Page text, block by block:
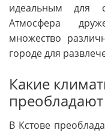
идеальным для
Атмосфера
множество
городе для
Какие
преобладают
В Кстове